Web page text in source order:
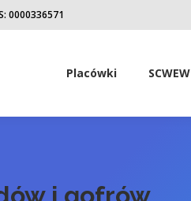
0000336571
Placówki SCWEW
i gofrów